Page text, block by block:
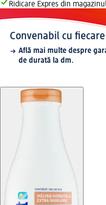
Ridicare Expres din
Convenabil cu
Află mai multe despre
de durată la dm.